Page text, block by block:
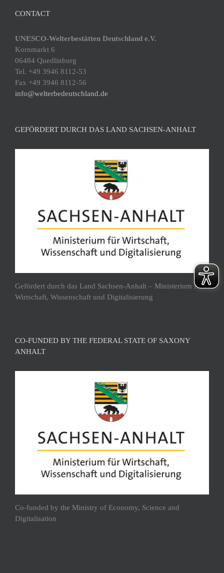
CONTACT
UNESCO-Welterbestätten Deutschland e.V.
Kornmarkt 6
06484 Quedlinburg
Tel. +49 3946 8112-53
Fax +49 3946 8112-56
info@welterbedeutschland.de
GEFÖRDERT DURCH DAS LAND SACHSEN-ANHALT
Gefördert durch das Land Sachsen-Anhalt – Ministerium für
Wirtschaft, Wissenschaft und Digitalisierung
CO-FUNDED BY THE FEDERAL STATE OF SAXONY
ANHALT
Co-funded by the Ministry of Economy, Science and
Digitalisation